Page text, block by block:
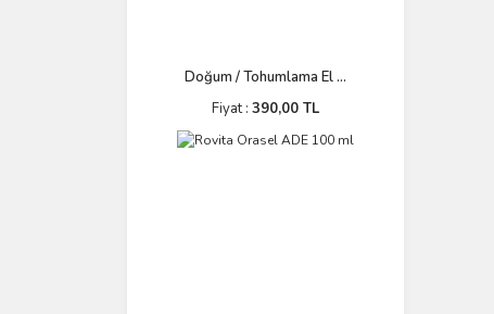
Doğum / Tohumlama El ...
Fiyat : 390,00 TL